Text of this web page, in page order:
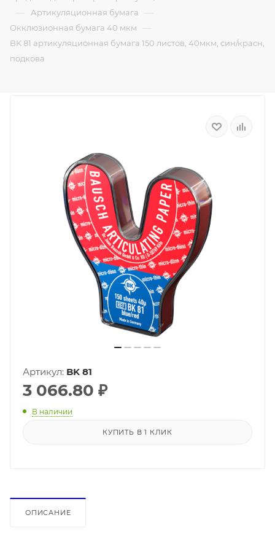
— Артикуляционная бумага —
Окклюзионная бумага 40 мкм —
BK 81 артикуляционная бумага 150 листов, 40мкм, син/красн,
подкова
Артикул: BK 81
3 066.80 ₽
В наличии
КУПИТЬ В 1 КЛИК
ОПИСАНИЕ